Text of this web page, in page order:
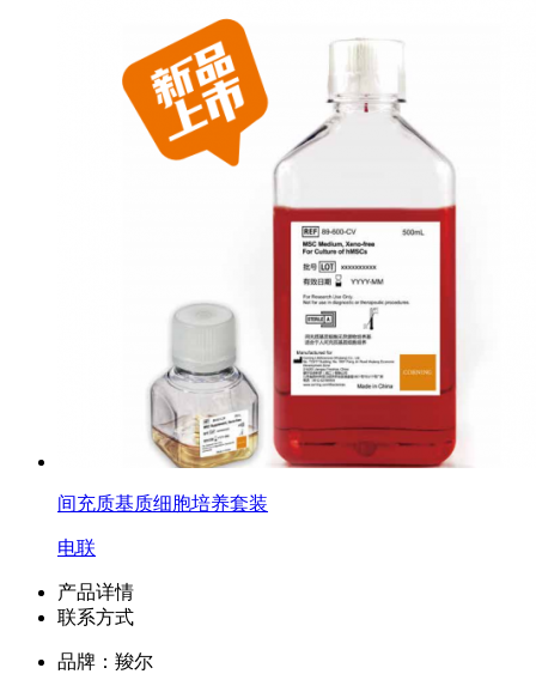
间充质基质细胞培养套装
电联
产品详情
联系方式
品牌：羧尔